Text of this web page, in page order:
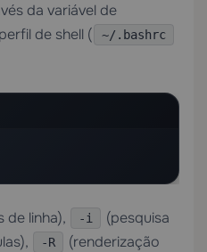
da variável de
de shell ( ~/.bashrc
de linha), -i
(pesquisa
-R
(renderização